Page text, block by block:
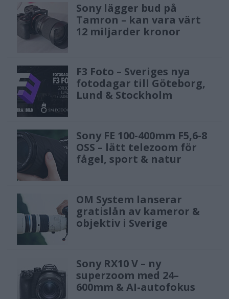
Sony lägger bud på
Tamron – kan vara värt
12 miljarder kronor
F3 Foto – Sveriges nya
fotodagar till Göteborg,
Lund & Stockholm
Sony FE 100-400mm F5,6-8
OSS – lätt telezoom för
fågel, sport & natur
OM System lanserar
gratislån av kameror &
objektiv i Sverige
Sony RX10 V – ny
superzoom med 24–
600mm & AI-autofokus